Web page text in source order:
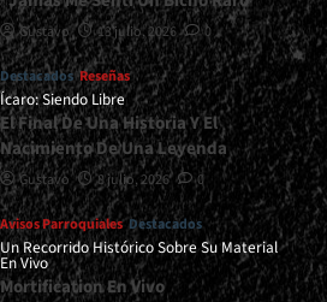
Gustavo 13 julio, 2026 0
Destacados Reseñas
Ícaro: Siendo Libre
El Final De Una Historia Y El
Nacimiento De Una Leyenda
Gustavo 8 julio, 2026 0
Avisos Parroquiales Destacados
Un Recorrido Histórico Sobre Su Material
En Vivo
Mortification En Vivo